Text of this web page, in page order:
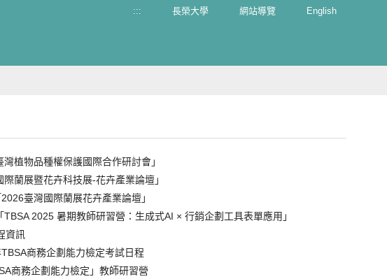
::: 長榮大學 網站導覽 English
植物品種權保護國際合作研討會」
蘭展暨花卉科技展-花卉產業論壇」
臺灣國際蘭展花卉產業論壇」
2025 暑期教師研習營：生成式AI × 行銷企劃工具表單應用」
資訊
商務企劃能力檢定考試日程
商務企劃能力檢定」教師研習營